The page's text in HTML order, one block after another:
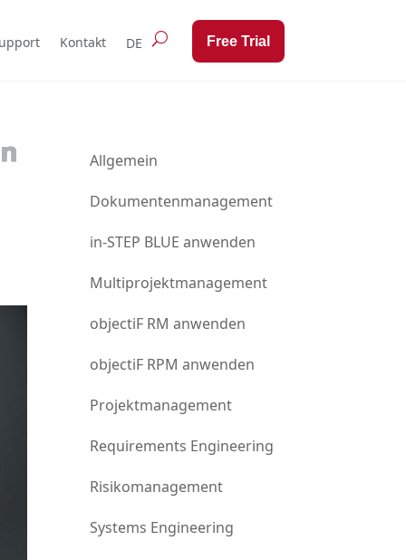
Kontakt Free Trial
Allgemein
Dokumentenmanagement
in-STEP BLUE anwenden
Multiprojektmanagement
objectiF RM anwenden
objectiF RPM anwenden
Projektmanagement
Requirements Engineering
Risikomanagement
Systems Engineering